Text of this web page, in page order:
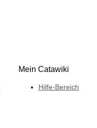
Mein Catawiki
Hilfe-Bereich